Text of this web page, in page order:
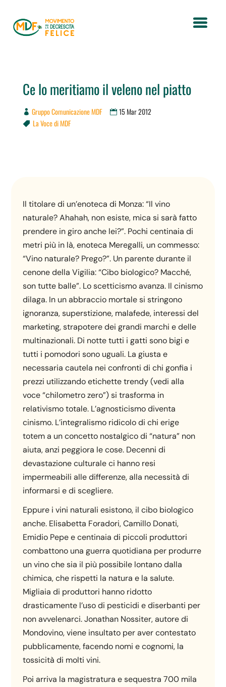
Ce lo meritiamo il veleno nel piatto
Gruppo Comunicazione MDF 15 Mar 2012
 La Voce di MDF
Il titolare di un’enoteca di Monza: “Il vino
naturale? Ahahah, non esiste, mica si sarà fatto
prendere in giro anche lei?”. Pochi centinaia di
metri più in là, enoteca Meregalli, un commesso:
“Vino naturale? Prego?”. Un parente durante il
cenone della Vigilia: “Cibo biologico? Macché,
son tutte balle”. Lo scetticismo avanza. Il cinismo
dilaga. In un abbraccio mortale si stringono
ignoranza, superstizione, malafede, interessi del
marketing, strapotere dei grandi marchi e delle
multinazionali. Di notte tutti i gatti sono bigi e
tutti i pomodori sono uguali. La giusta e
necessaria cautela nei confronti di chi gonfia i
prezzi utilizzando etichette trendy (vedi alla
voce “chilometro zero”) si trasforma in
relativismo totale. L’agnosticismo diventa
cinismo. L’integralismo ridicolo di chi erige
totem a un concetto nostalgico di “natura” non
aiuta, anzi peggiora le cose. Decenni di
devastazione culturale ci hanno resi
impermeabili alle differenze, alla necessità di
informarsi e di scegliere.
Eppure i vini naturali esistono, il cibo biologico
anche. Elisabetta Foradori, Camillo Donati,
Emidio Pepe e centinaia di piccoli produttori
combattono una guerra quotidiana per produrre
un vino che sia il più possibile lontano dalla
chimica, che rispetti la natura e la salute.
Migliaia di produttori hanno ridotto
drasticamente l’uso di pesticidi e diserbanti per
non avvelenarci. Jonathan Nossiter, autore di
Mondovino, viene insultato per aver contestato
pubblicamente, facendo nomi e cognomi, la
tossicità di molti vini.
Poi arriva la magistratura e sequestra 700 mila